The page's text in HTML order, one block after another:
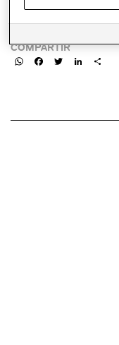
COMPARTIR
WhatsAppFacebookTwitterLinkedIn